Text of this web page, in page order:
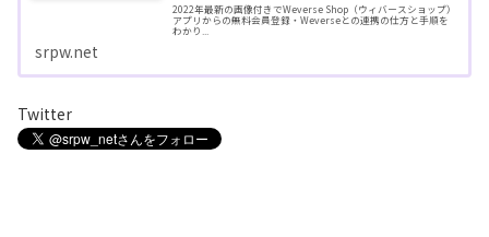
2022年最新の画像付きでWeverse Shop（ウィバースショップ）
アプリからの無料会員登録・Weverseとの連携の仕方と手順を
わかり...
srpw.net
Twitter